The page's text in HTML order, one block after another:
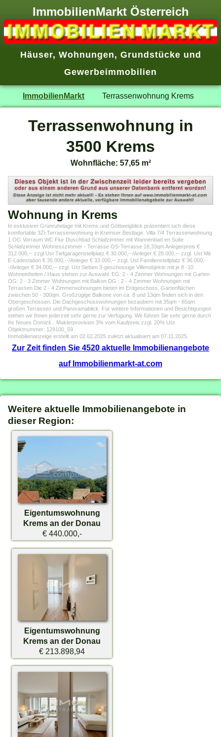
ImmobilienMarkt Österreich
Häuser, Wohnungen, Grundstücke und
Gewerbeimmobilien
ImmobilienMarkt Terrassenwohnung Krems
Terrassenwohnung in
3500 Krems
Wohnfläche: 57,65 m²
Wohnung in Krems
In exklusiver Grünruhelage mit Krems und Göttweigblick präsentiert sich diese
komfortable 3Zi-Terrassenwohnung in Kremser Bestlage. Villa 7/4 Terrassenwohnung
1.OG Vorraum WC Flur Duschbad Schlafzimmer mit Wannenbad en Suite
Schlafzimmer Wohnesszimmer - Terrasse OS-Terrasse 18,33qm Anlegerpreis €
312.000,-- zzgl.Ust Tiefgaragenstellplatz € 30.000,--/Anleger € 28.000,-- zzgl. Ust Mit
E-Ladestation € 35.000,--/Anleger € 33.000,-- zzgl. Ust Familienstellplatz € 36.000,-
-/Anleger € 34.000,-- zzgl. Ust Sieben 3-geschossige Villenobjekte mit je 8 -10
Wohneinheiten / Haus stehen zur Auswahl. EG: 2 - 4 Zimmer Wohnungen mit Garten
OG: 2 - 3 Zimmer Wohnungen mit Balkon DG : 2 - 4 Zimmer Wohnungen mit
Terrassen Die 2 - 4 Zimmerwohnungen bieten im Erdgeschoss, Gartenflächen
zwischen 50 - 300qm. Großzügige Balkone von ca. 8 und 13qm finden sich in den
Obergeschossen. Die Dachgeschosswohnungen bezaubern mit 35qm - 65qm
großen Terrassen und Panoramablick. Für weitere Informationen und Besichtigungen
stehen wir Ihnen jederzeit sehr gerne zur Verfügung. Wir führen Sie sehr gerne durch
Ihr Neues Domizil... Maklerprovision 3% vom Kaufpreis zzgl. 20% Ust
Objektnummer: 129100_59
Immobilienanzeige erstellt am 02.02.2025 zuletzt aktualisiert am 07.11.2025.
Zur Zeit finden Sie 4520 aktuelle Immobilienangebote
auf Immobilienmarkt-at.com
Weitere aktuelle Immobilienangebote in
dieser Region:
Eigentumswohnung
Krems an der Donau
€ 440.000,-
Eigentumswohnung
Krems an der Donau
€ 213.898,94